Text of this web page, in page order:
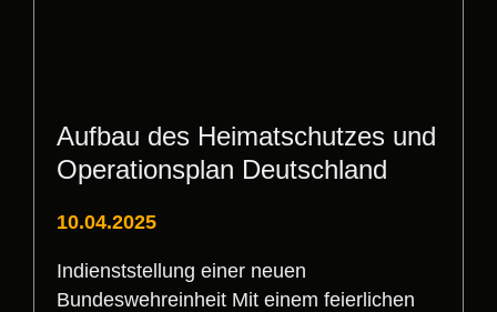
Aufbau des Heimatschutzes und
Operationsplan Deutschland
10.04.2025
Indienststellung einer neuen
Bundeswehreinheit Mit einem feierlichen